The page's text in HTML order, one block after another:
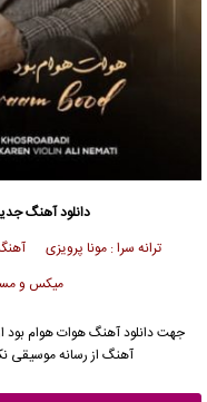
دانلود آهنگ
ترانه سرا : مونا پرویزی
میکس و
جهت دانلود آهنگ هوات هوام بود
آهنگ از رسانه موسیقی